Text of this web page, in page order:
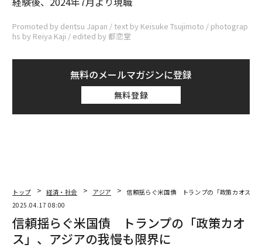
Promoted by dentsu Japan / text by Keisuke Tsujimoto / photograp
hs by Reiya Kaji / edited by 都恋堂
無料のメールマガジンに登録
無料登録
トップ 経済・社会 アジア
信頼揺らぐ米国債 トランプの「政策カオス」
2025.04.17 08:00
信頼揺らぐ米国債 トランプの「政策カオ
ス」、アジアの我慢も限界に